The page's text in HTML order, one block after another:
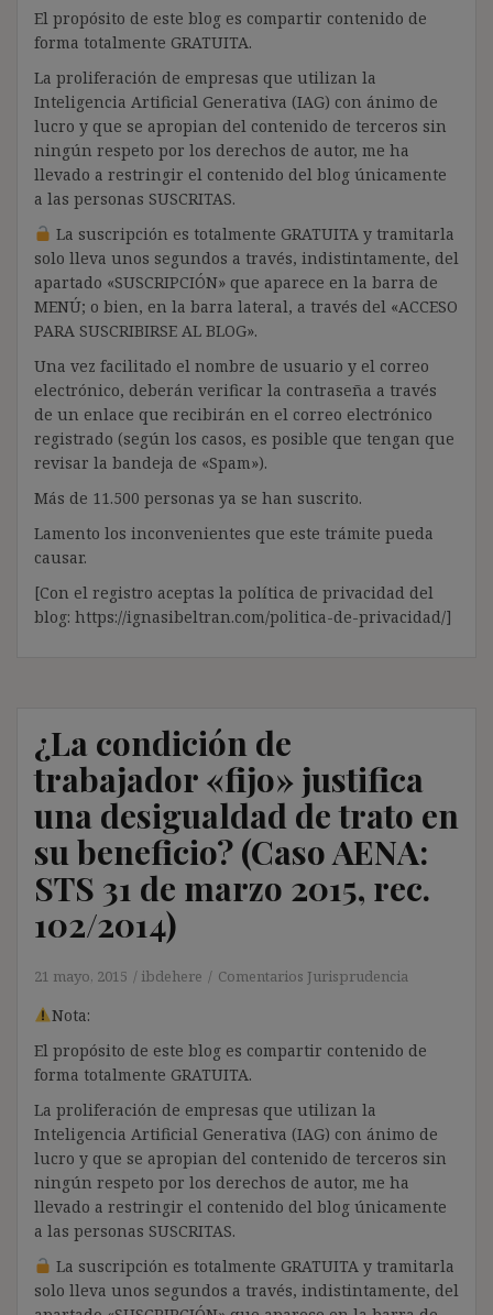
El propósito de este blog es compartir contenido de
forma totalmente GRATUITA.
La proliferación de empresas que utilizan la
Inteligencia Artificial Generativa (IAG) con ánimo de
lucro y que se apropian del contenido de terceros sin
ningún respeto por los derechos de autor, me ha
llevado a restringir el contenido del blog únicamente
a las personas SUSCRITAS.
La suscripción es totalmente GRATUITA y tramitarla
solo lleva unos segundos a través, indistintamente, del
apartado «SUSCRIPCIÓN» que aparece en la barra de
MENÚ; o bien, en la barra lateral, a través del «ACCESO
PARA SUSCRIBIRSE AL BLOG».
Una vez facilitado el nombre de usuario y el correo
electrónico, deberán verificar la contraseña a través
de un enlace que recibirán en el correo electrónico
registrado (según los casos, es posible que tengan que
revisar la bandeja de «Spam»).
Más de 11.500 personas ya se han suscrito.
Lamento los inconvenientes que este trámite pueda
causar.
[Con el registro aceptas la política de privacidad del
blog: https://ignasibeltran.com/politica-de-privacidad/]
¿La condición de
trabajador «fijo» justifica
una desigualdad de trato en
su beneficio? (Caso AENA:
STS 31 de marzo 2015, rec.
102/2014)
21 mayo, 2015 ibdehere Comentarios Jurisprudencia
Nota:
El propósito de este blog es compartir contenido de
forma totalmente GRATUITA.
La proliferación de empresas que utilizan la
Inteligencia Artificial Generativa (IAG) con ánimo de
lucro y que se apropian del contenido de terceros sin
ningún respeto por los derechos de autor, me ha
llevado a restringir el contenido del blog únicamente
a las personas SUSCRITAS.
La suscripción es totalmente GRATUITA y tramitarla
solo lleva unos segundos a través, indistintamente, del